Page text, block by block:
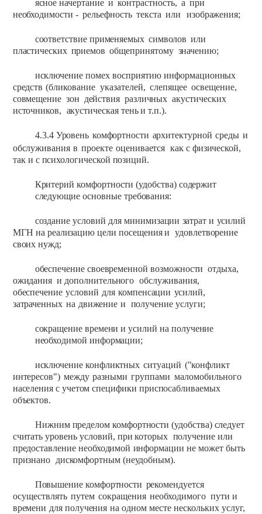
ясное начертание и контрастность, а при
необходимости - рельефность текста или изображения;
соответствие применяемых символов или
пластических приемов общепринятому значению;
исключение помех восприятию информационных
средств (бликование указателей, слепящее освещение,
совмещение зон действия различных акустических
источников, акустическая теньит.п.).
4.3.4 Уровень комфортности архитектурной среды и
обслуживания в проекте оценивается каксфизической,
так и с психологической позиций.
Критерий комфортности (удобства) содержит
следующие основные требования:
создание условий для минимизации затрат и усилий
МГН на реализацию цели посещения и удовлетворение
своих нужд;
обеспечение своевременной возможности отдыха,
ожидания и дополнительного обслуживания,
обеспечение условий для компенсации усилий,
затраченных на движение и получение услуги;
сокращение времени иусилий на получение
необходимой информации;
исключение конфликтных ситуаций ("конфликт
интересов") между разными группами маломобильного
населения с учетом специфики приспосабливаемых
объектов.
Нижнимпределом комфортности (удобства) следует
считать уровень условий, при которых получение или
предоставление необходимой информации не может быть
признано дискомфортным (неудобным).
Повышение комфортности рекомендуется
осуществлять путем сокращения необходимого пути и
времени для получения на одном месте нескольких услуг,